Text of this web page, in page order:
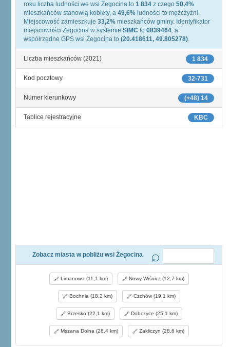
roku liczba ludności we wsi Żegocina to 1 834 z czego 50,4%
mieszkańców stanowią kobiety, a 49,6% ludności to mężczyźni.
Miejscowość zamieszkuje 33,2% mieszkańców gminy. Identyfikator
miejscowości Żegocina w systemie SIMC to 0839464, a
współrzędne GPS wsi Żegocina to (20.418611, 49.805278).
1 834
Liczba mieszkańców (2021)
32-731
Kod pocztowy
(+48) 14
Numer kierunkowy
KBC
Tablice rejestracyjne
Zobacz miasta w pobliżu wsi Żegocina
Limanowa (11,1 km) Nowy Wiśnicz (12,7 km)
Bochnia (18,2 km) Czchów (19,1 km)
Brzesko (22,1 km) Dobczyce (25,1 km)
Mszana Dolna (28,4 km) Zakliczyn (28,6 km)